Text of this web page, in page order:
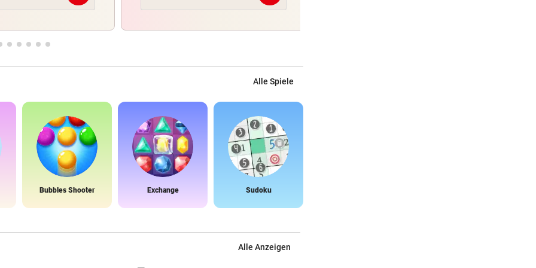
Alle Spiele
Bubbles Shooter Exchange Sudoku
Alle Anzeigen